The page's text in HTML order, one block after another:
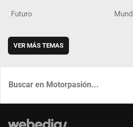
Futuro
VER MÁS TEMAS